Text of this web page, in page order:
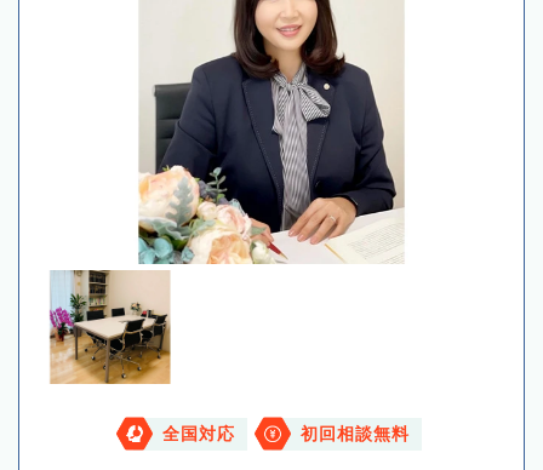
全国対応 初回相談無料